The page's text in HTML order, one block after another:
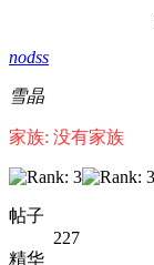
nodss
雪晶
家族: 没有家族
帖子
227
精华